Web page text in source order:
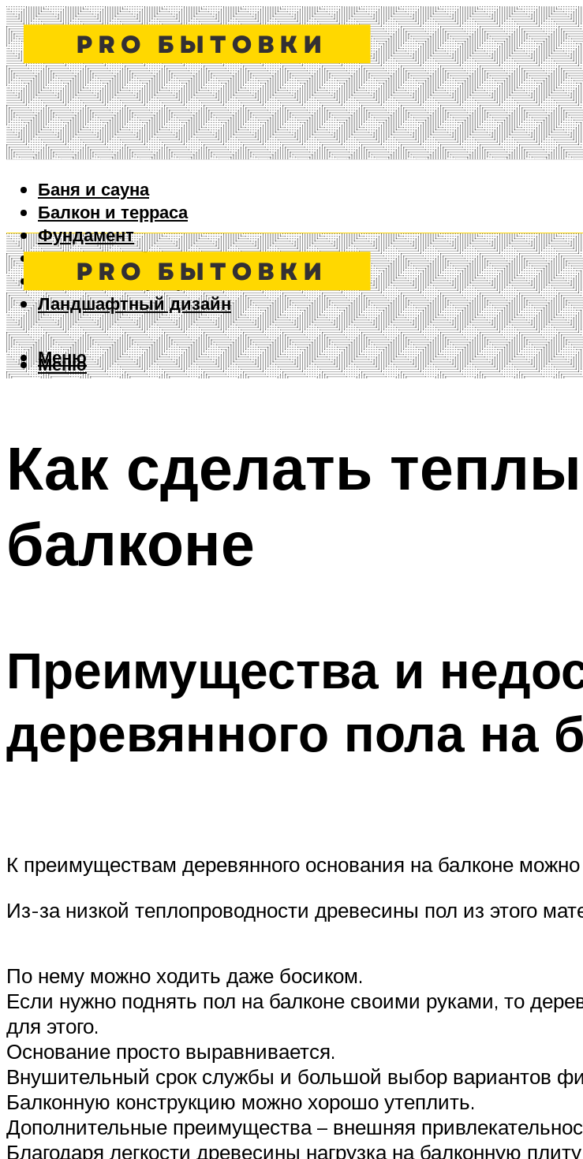
Баня и сауна
Балкон и терраса
Фундамент
Ворота и забор
Дизайн интерьера
Ландшафтный дизайн
Меню
Меню
Как сделать
балконе
Преимущества и
деревянного пола на
К преимуществам деревянного основания на балконе
Из-за низкой теплопроводности древесины пол из этого
По нему можно ходить даже босиком.
Если нужно поднять пол на балконе своими руками, то
для этого.
Основание просто выравнивается.
Внушительный срок службы и большой выбор вариантов
Балконную конструкцию можно хорошо утеплить.
Дополнительные преимущества – внешняя
Благодаря легкости древесины нагрузка на балконную